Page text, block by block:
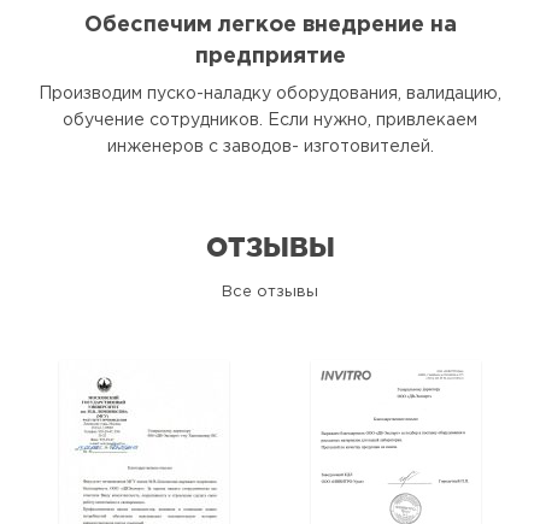
Обеспечим легкое внедрение на
предприятие
Производим пуско-наладку оборудования, валидацию,
обучение сотрудников. Если нужно, привлекаем
инженеров с заводов- изготовителей.
ОТЗЫВЫ
Все отзывы